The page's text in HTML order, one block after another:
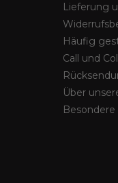
Lieferung
Häufig
Call und
Über